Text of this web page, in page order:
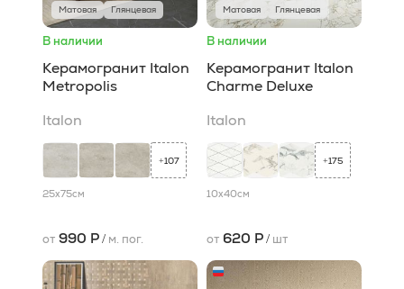
Матовая Глянцевая
В наличии
Керамогранит Italon
Metropolis
Italon
+107
25x75см
от 990 Р/ м. пог.
Матовая
Глянцевая
В наличии
Керамогранит Italon
Charme Deluxe
Italon
+175
10x40см
от 620 Р/ шт